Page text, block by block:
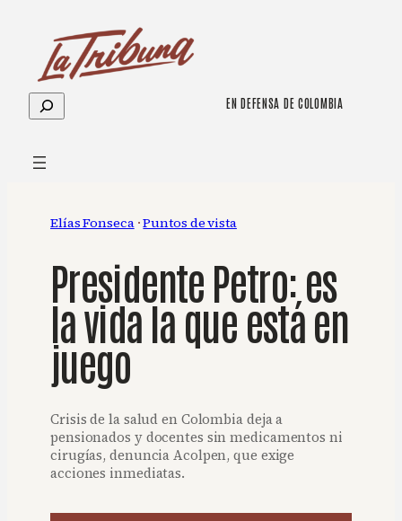
contenido
Buscar EN DEFENSA DE COLOMBIA
Elías Fonseca · Puntos de vista
Presidente Petro: es
la vida la que está en
juego
Crisis de la salud en Colombia deja a
pensionados y docentes sin medicamentos ni
cirugías, denuncia Acolpen, que exige
acciones inmediatas.